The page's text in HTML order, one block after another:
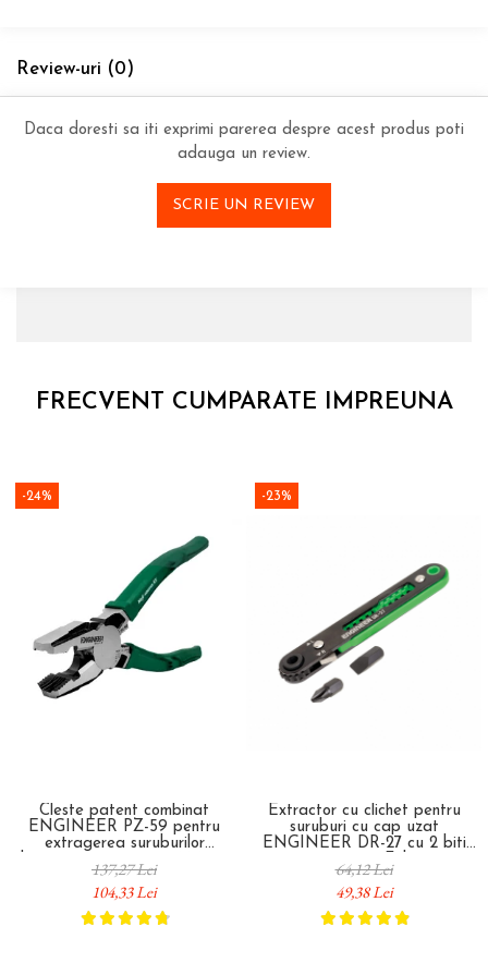
Review-uri (0)
Daca doresti sa iti exprimi parerea despre acest produs poti
adauga un review.
SCRIE UN REVIEW
FRECVENT CUMPARATE IMPREUNA
-24%
Cleste patent combinat
ENGINEER PZ-59 pentru
extragerea suruburilor
Fabricat in Japonia
137,27 Lei
104,33 Lei
-23%
Extractor cu clichet pentru
suruburi cu cap uzat
ENGINEER DR-27 cu 2 biti
Japonia
64,12 Lei
49,38 Lei